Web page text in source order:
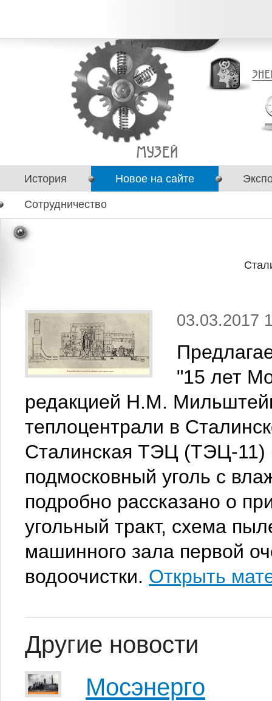
История Новое на сайте
Сотрудничество
03.03.2017
"15 лет
редакцией Н.М.
теплоцентрали в
Сталинская ТЭЦ (ТЭЦ-11)
подмосковный уголь с
подробно рассказано о
угольный тракт, схема
машинного зала первой
водоочистки. Открыть
Другие новости
Мосэнерго